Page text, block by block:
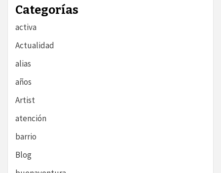
Categorías
activa
Actualidad
alias
años
Artist
atención
barrio
Blog